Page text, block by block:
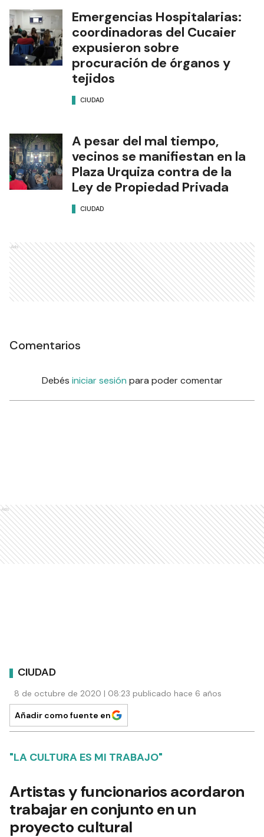
Emergencias Hospitalarias:
coordinadoras del Cucaier
expusieron sobre
procuración de órganos y
tejidos
CIUDAD
A pesar del mal tiempo,
vecinos se manifiestan en la
Plaza Urquiza contra de la
Ley de Propiedad Privada
CIUDAD
Ads
Comentarios
Debés iniciar sesión para poder comentar
Ads
CIUDAD
8 de octubre de 2020 | 08:23 publicado hace 6 años
Añadir como fuente en
"LA CULTURA ES MI TRABAJO"
Artistas y funcionarios acordaron
trabajar en conjunto en un
proyecto cultural